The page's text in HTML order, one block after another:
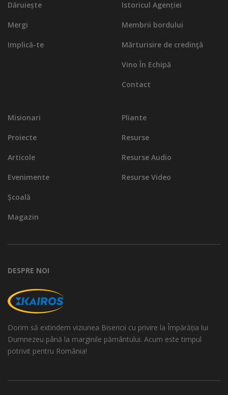
Dăruiește
Mergi
Implică-te
Istoricul Agenției
Membrii bordului
Mărturisire de credinţă
Vino În Echipă
Contact
Misionari
Proiecte
Articole
Evenimente
Școală
Magazin
Pliante
Resurse
Resurse Audio
Resurse Video
DESPRE NOI
Dorim să extindem viziunea Bisericii cu privire la Împărăția lui
Dumnezeu până la marginile pământului. Acum este timpul
potrivit pentru România!